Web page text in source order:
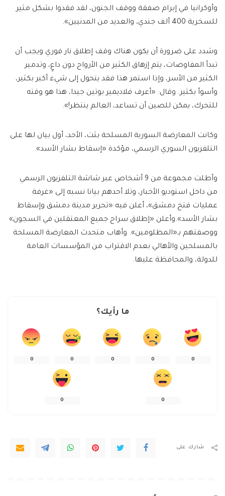
وأوكرانيا في إبرام صفقة ووقف الجنون، لقد فقدوا بشكل مثير
للسخرية 400 ألف جندي، والعديد من المدنيين».
وشدد على ضرورة أن يكون هناك وقف إطلاق نار فوري ويجب أن
تبدأ المفاوضات، يتم إزهاق الكثير من الأرواح دون داعٍ، وتدمير
الكثير من الأسر، وإذا استمر هذا فقد يتحول إلى شيء أكبر بكثير،
وأسوأ بكثير. وقال: «أعرف فلاديمير بوتين جيدا، هذا هو وقته
للتحرك، يمكن للصين أن تساعد، العالم ينتظر!».
وكانت المعارضة السورية المسلحة بثت، الأحد، أول بيان لها على
التلفزيون السوري الرسمي، مؤكدة «إسقاط بشار الأسد».
وأطلت مجموعة من 9 أشخاص عبر شاشة التلفزيون الرسمي
من داخل استوديو الأخبار، وتلا أحدهم بيانا نسبه إلى «غرفة
عمليات فتح دمشق»، أعلن فيه «تحرير مدينة دمشق وإسقاط
بشار الأسد».وأعلن «إطلاق سراح جميع المعتقلين في السجون»
ووصفتهم بـ«المظلومين». وأهاب متحدث المعارضة المسلحة
بالمسلحين والأهالي بعدم الاقتراب من المؤسسات العامة
للدولة، والمحافظة عليها.
ما رأيك؟
0
0
0
0
0
0
0
شارك على